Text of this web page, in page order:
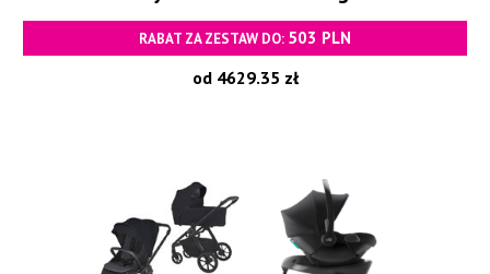
RABAT ZA ZESTAW DO: 503 PLN
od 4629.35 zł